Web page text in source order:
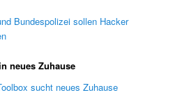
Bundespolizei sollen Hacker
neues Zuhause
sucht neues Zuhause